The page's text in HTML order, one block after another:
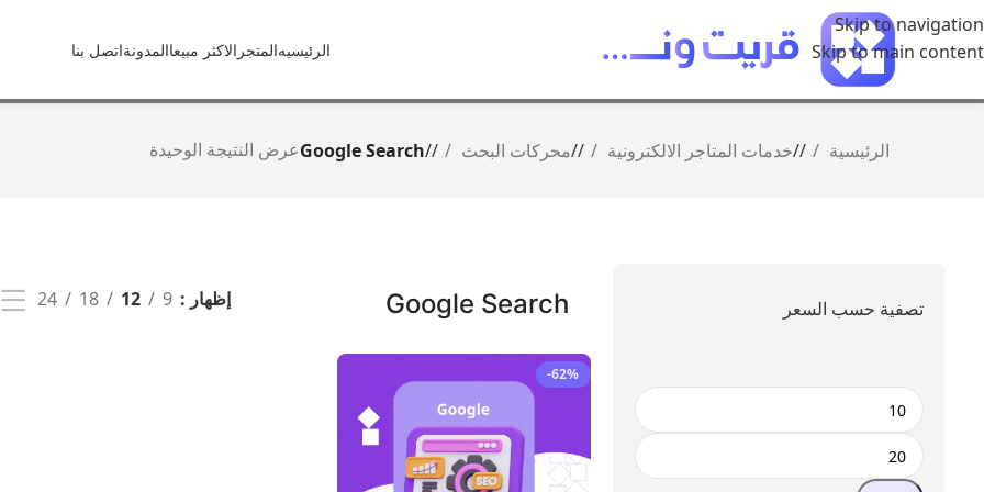
Skip to navigation
Skip to main content
الرئيسيهالمتجر الاكثر مبيعاالمدونةاتصل بنا
الرئيسية / خدمات المتاجر الالكترونية / محركات البحث /
Google Searchعرض النتيجة الوحيدة
تصفية حسب السعر Google Search إظهار 9
12
18
24
-62%